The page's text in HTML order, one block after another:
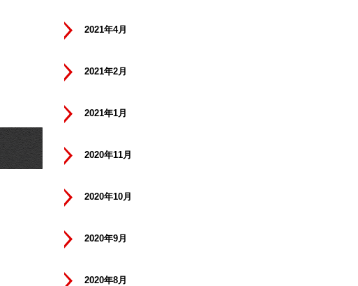
2021年4月
2021年2月
2021年1月
2020年11月
2020年10月
2020年9月
2020年8月